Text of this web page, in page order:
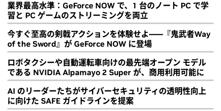
業界最高水準：GeForce NOW で、1 台のノート PC で学
習と PC ゲームのストリーミングを両立
今すぐ至高の剣戟アクションを体験せよ――『鬼武者Way
of the Sword』が GeForce NOW に登場
ロボタクシーや自動運転車向けの最先端オープン モデル
である NVIDIA Alpamayo 2 Super が、商用利用可能に
AI のリーダーたちがサイバーセキュリティの透明性向上
に向けた SAFE ガイドラインを提案